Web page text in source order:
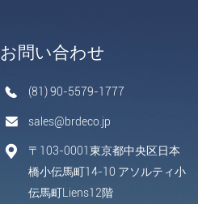
お問い合わせ
(81) 90-5579-1777
sales@brdeco.jp
〒103-0001東京都中央区日本
橋小伝馬町14-10 アソルティ小
伝馬町Liens12階